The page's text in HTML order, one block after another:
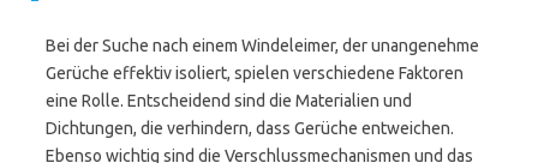
Bei der Suche nach einem Windeleimer, der unangenehme
Gerüche effektiv isoliert, spielen verschiedene Faktoren
eine Rolle. Entscheidend sind die Materialien und
Dichtungen, die verhindern, dass Gerüche entweichen.
Ebenso wichtig sind die Verschlussmechanismen und das